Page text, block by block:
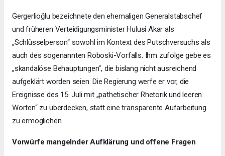
Gergerlioğlu bezeichnete den ehemaligen Generalstabschef
und früheren Verteidigungsminister Hulusi Akar als
„Schlüsselperson“ sowohl im Kontext des Putschversuchs als
auch des sogenannten Roboski-Vorfalls. Ihm zufolge gebe es
„skandalöse Behauptungen“, die bislang nicht ausreichend
aufgeklärt worden seien. Die Regierung werfe er vor, die
Ereignisse des 15. Juli mit „pathetischer Rhetorik und leeren
Worten“ zu überdecken, statt eine transparente Aufarbeitung
zu ermöglichen.
Vorwürfe mangelnder Aufklärung und offene Fragen